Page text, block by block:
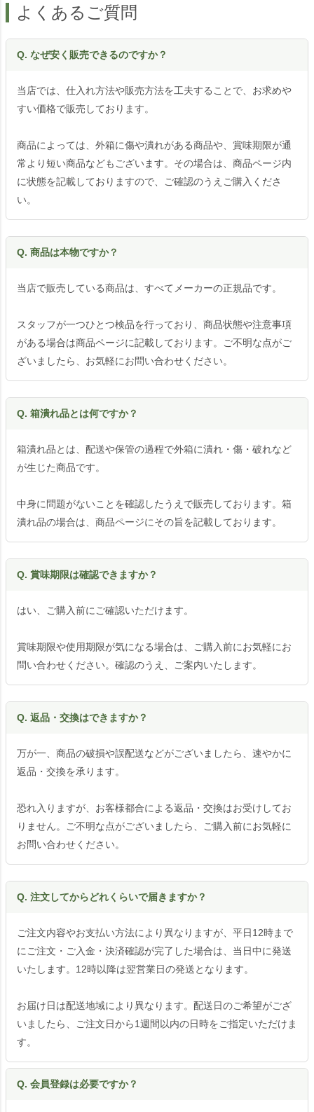
よくあるご質問
Q. なぜ安く販売できるのですか？
当店では、仕入れ方法や販売方法を工夫することで、お求めや
すい価格で販売しております。
商品によっては、外箱に傷や潰れがある商品や、賞味期限が通
常より短い商品などもございます。その場合は、商品ページ内
に状態を記載しておりますので、ご確認のうえご購入くださ
い。
Q. 商品は本物ですか？
当店で販売している商品は、すべてメーカーの正規品です。
スタッフが一つひとつ検品を行っており、商品状態や注意事項
がある場合は商品ページに記載しております。ご不明な点がご
ざいましたら、お気軽にお問い合わせください。
Q. 箱潰れ品とは何ですか？
箱潰れ品とは、配送や保管の過程で外箱に潰れ・傷・破れなど
が生じた商品です。
中身に問題がないことを確認したうえで販売しております。箱
潰れ品の場合は、商品ページにその旨を記載しております。
Q. 賞味期限は確認できますか？
はい、ご購入前にご確認いただけます。
賞味期限や使用期限が気になる場合は、ご購入前にお気軽にお
問い合わせください。確認のうえ、ご案内いたします。
Q. 返品・交換はできますか？
万が一、商品の破損や誤配送などがございましたら、速やかに
返品・交換を承ります。
恐れ入りますが、お客様都合による返品・交換はお受けしてお
りません。ご不明な点がございましたら、ご購入前にお気軽に
お問い合わせください。
Q. 注文してからどれくらいで届きますか？
ご注文内容やお支払い方法により異なりますが、平日12時まで
にご注文・ご入金・決済確認が完了した場合は、当日中に発送
いたします。12時以降は翌営業日の発送となります。
お届け日は配送地域により異なります。配送日のご希望がござ
いましたら、ご注文日から1週間以内の日時をご指定いただけま
す。
Q. 会員登録は必要ですか？